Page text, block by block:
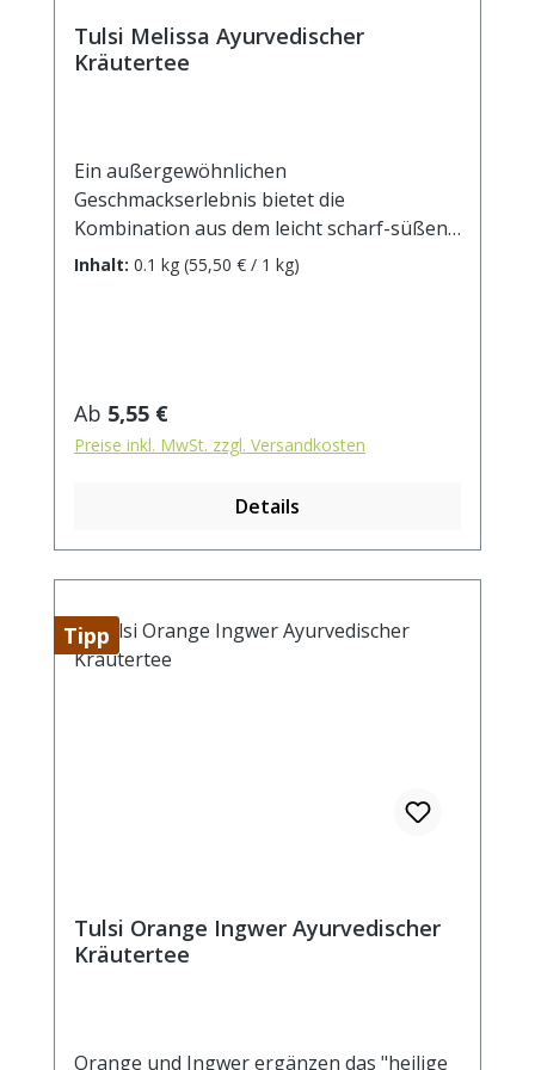
Tulsi Melissa Ayurvedischer
Kräutertee
Ein außergewöhnlichen
Geschmackserlebnis bietet die
Kombination aus dem leicht scharf-süßen
Tulsikraut und der intensiv zitronigen
Tee mit 1 l. kochendem Wasser aufgiessen.
Ziehzeit: max.10 min.
Inhalt: 0.1 kg (55,50 € / 1 kg)
Regulärer Preis:
Ab 5,55 €
Preise inkl. MwSt. zzgl. Versandkosten
Details
Tipp
Tulsi Orange Ingwer Ayurvedischer
Kräutertee
Orange und Ingwer ergänzen das "heilige